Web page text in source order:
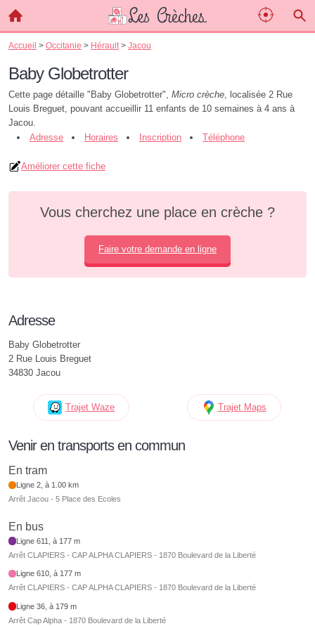
Accueil > Occitanie > Hérault > Jacou
Baby Globetrotter
Cette page détaille "Baby Globetrotter", Micro crèche, localisée 2 Rue
Louis Breguet, pouvant accueillir 11 enfants de 10 semaines à 4 ans à
Jacou.
Adresse
Horaires Inscription Téléphone
Améliorer cette fiche
Vous cherchez une place en crèche ?
Faire votre demande en ligne
Adresse
Baby Globetrotter
2 Rue Louis Breguet
34830 Jacou
Trajet Waze Trajet Maps
Venir en transports en commun
En tram
Ligne 2, à 1.00 km
Arrêt Jacou - 5 Place des Ecoles
En bus
Ligne 611, à 177 m
Arrêt CLAPIERS - CAP ALPHA CLAPIERS - 1870 Boulevard de la Liberté
Ligne 610, à 177 m
Arrêt CLAPIERS - CAP ALPHA CLAPIERS - 1870 Boulevard de la Liberté
Ligne 36, à 179 m
Arrêt Cap Alpha - 1870 Boulevard de la Liberté